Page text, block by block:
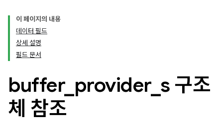
이 페이지의 내용
데이터 필드
상세 설명
필드 문서
buffer_ provider_ s 구조
체 참조